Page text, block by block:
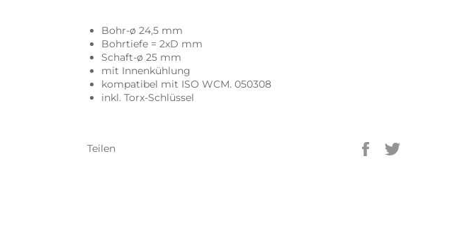
Bohr-ø 24,5 mm
Bohrtiefe = 2xD mm
Schaft-ø 25 mm
mit Innenkühlung
kompatibel mit ISO WCM. 050308
inkl. Torx-Schlüssel
Teilen
Auf
Facebook